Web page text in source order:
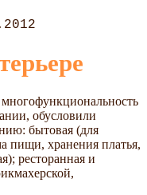
обусловили
бытовая (для
пищи, хранения платья,
ресторанная и